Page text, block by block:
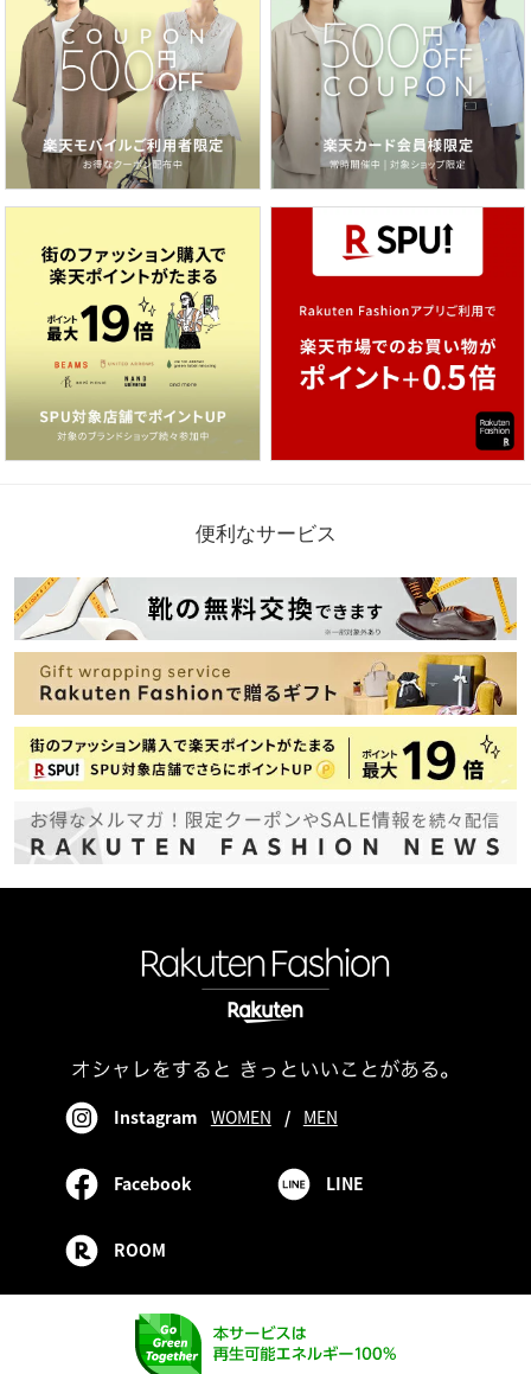
便利なサービス
Instagram WOMEN / MEN
Facebook LINE
ROOM